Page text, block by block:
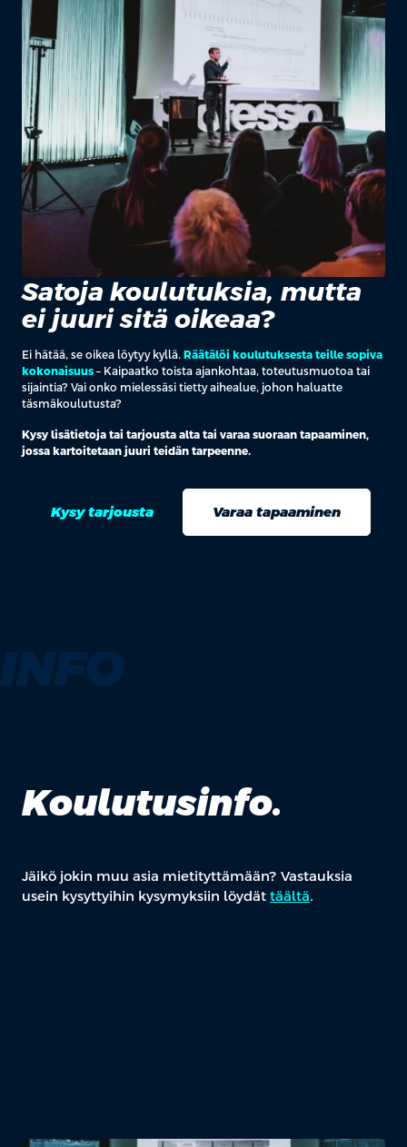
Satoja koulutuksia, mutta
ei juuri sitä oikeaa?
Ei hätää, se oikea löytyy kyllä. Räätälöi koulutuksesta teille sopiva
kokonaisuus – Kaipaatko toista ajankohtaa, toteutusmuotoa tai
sijaintia? Vai onko mielessäsi tietty aihealue, johon haluatte
täsmäkoulutusta?
Kysy lisätietoja tai tarjousta alta tai varaa suoraan tapaaminen,
jossa kartoitetaan juuri teidän tarpeenne.
Kysy tarjousta Varaa tapaaminen
Koulutusinfo.
Jäikö jokin muu asia mietityttämään? Vastauksia
usein kysyttyihin kysymyksiin löydät täältä.